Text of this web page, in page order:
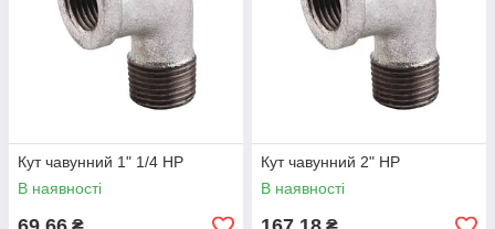
Кут чавунний 1" 1/4 НР
В наявності
Кут чавунний 2" НР
В наявності